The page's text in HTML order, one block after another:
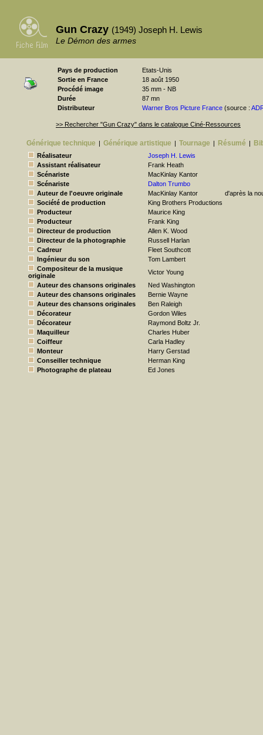
Gun Crazy (1949) Joseph H. Lewis
Le Démon des armes
Pays de production
Etats-Unis
Sortie en France
18 août 1950
Procédé image
35 mm - NB
Durée
87 mn
Distributeur
Warner Bros Picture France (source :
>> Rechercher "Gun Crazy" dans le catalogue Ciné-Ressources
Générique technique | Générique artistique | Tournage | Résumé |
Réalisateur
Joseph H. Lewis
Assistant réalisateur
Frank Heath
Scénariste
MacKinlay Kantor
Scénariste
Dalton Trumbo
Auteur de l'oeuvre originale
MacKinlay Kantor
d'après la
Société de production
King Brothers Productions
Producteur
Maurice King
Producteur
Frank King
Directeur de production
Allen K. Wood
Directeur de la photographie
Russell Harlan
Cadreur
Fleet Southcott
Ingénieur du son
Tom Lambert
Compositeur de la musique
originale
Victor Young
Auteur des chansons originales
Ned Washington
Auteur des chansons originales
Bernie Wayne
Auteur des chansons originales
Ben Raleigh
Décorateur
Gordon Wiles
Décorateur
Raymond Boltz Jr.
Maquilleur
Charles Huber
Coiffeur
Carla Hadley
Monteur
Harry Gerstad
Conseiller technique
Herman King
Photographe de plateau
Ed Jones